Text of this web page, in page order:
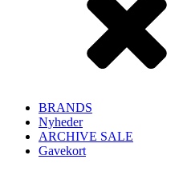
BRANDS
Nyheder
ARCHIVE SALE
Gavekort